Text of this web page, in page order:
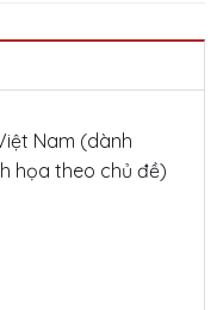
Nam (dành
họa theo chủ đề)